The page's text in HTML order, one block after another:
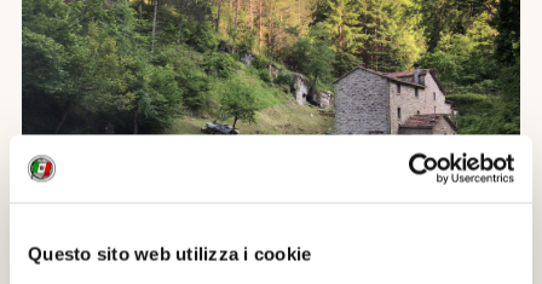
Questo sito web utilizza i cookie